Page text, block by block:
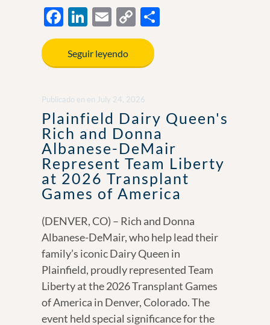
F
ac
e
b
o
o
k
Li
n
k
e
dI
n
E
m
ail
C
o
y
Li
n
k
S
Seguir leyendo
Publicado en en July 24, 2026
Plainfield Dairy Queen's
Rich and Donna
Albanese-DeMair
Represent Team Liberty
at 2026 Transplant
Games of America
(DENVER, CO) – Rich and Donna
Albanese-DeMair, who help lead their
family’s iconic Dairy Queen in
Plainfield, proudly represented Team
Liberty at the 2026 Transplant Games
of America in Denver, Colorado. The
event held special significance for the